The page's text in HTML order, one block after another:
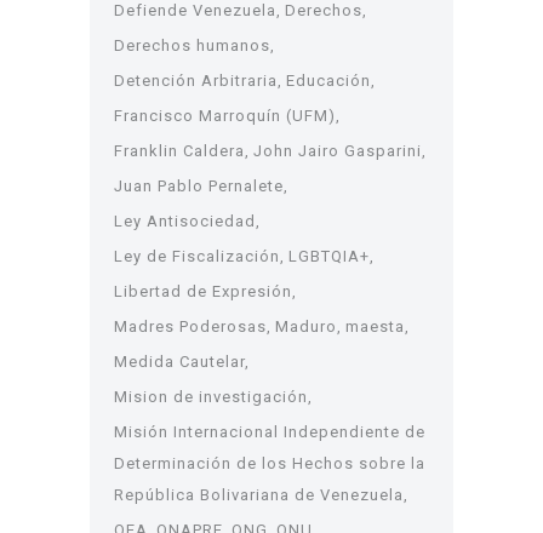
Defiende Venezuela
Derechos
Derechos humanos
Detención Arbitraria
Educación
Francisco Marroquín (UFM)
Franklin Caldera John Jairo Gasparini
Juan Pablo Pernalete
Ley Antisociedad
Ley de Fiscalización
LGBTQIA+
Libertad de Expresión
Madres Poderosas Maduro
maesta
Medida Cautelar
Mision de investigación
Misión Internacional Independiente de
Determinación de los Hechos sobre la
República Bolivariana de Venezuela